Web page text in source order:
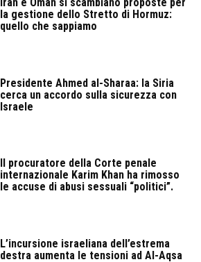
la gestione dello Stretto di Hormuz:
quello che sappiamo
Presidente Ahmed al-Sharaa: la Siria
cerca un accordo sulla sicurezza con
Israele
Il procuratore della Corte penale
internazionale Karim Khan ha rimosso
le accuse di abusi sessuali “politici”.
L’incursione israeliana dell’estrema
destra aumenta le tensioni ad Al-Aqsa